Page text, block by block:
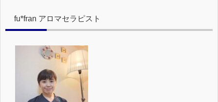
fu*fran アロマセラピスト